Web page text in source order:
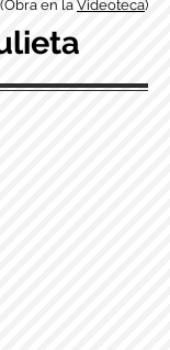
(Obra en la Videoteca)